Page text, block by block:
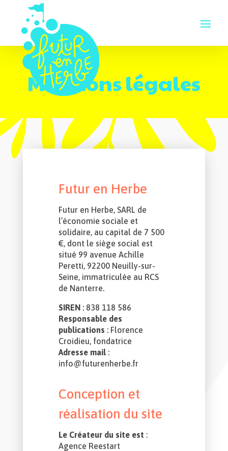
Mentions légales
Futur en Herbe
Futur en Herbe, SARL de
l’économie sociale et
solidaire, au capital de 7 500
€, dont le siège social est
situé 99 avenue Achille
Peretti, 92200 Neuilly-sur-
Seine, immatriculée au RCS
de Nanterre.
SIREN: 838 118 586
Responsable des
publications : Florence
Croidieu, fondatrice
Adresse mail:
info@futurenherbe.fr
Conception et
réalisation du site
Le Créateur du site est :
Agence Reestart